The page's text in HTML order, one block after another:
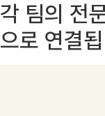
뛰
각 팀의 전
으로 연결